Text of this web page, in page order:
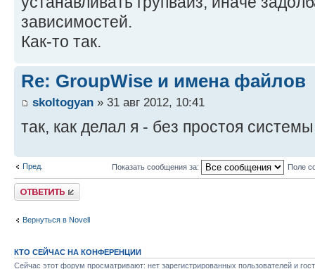
зависимостей.
Как-то так.
Re: GroupWise и имена файлов
skoltogyan » 31 авг 2012, 10:41
так, как делал я - без простоя
Пред. Показать сообщения за: Поле
Ответить
Вернуться в Novell
КТО СЕЙЧАС НА КОНФЕРЕНЦИИ
Сейчас этот форум просматривают: нет зарегистрированных пользователей и